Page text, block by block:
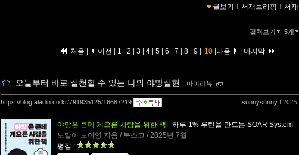
글보기 ｌ 서재브리핑 ｌ 서재
펼쳐보기 5개
처음 이전 1 2 3 4 5 6 7 8 9 10 다음 마지막
오늘부터 바로 실천할 수 있는 나의 야망실현 ｌ 마이리뷰
sunnysunny l
https://blog.aladin.co.kr/791935125/16687219
야망은 큰데 게으른 사람을 위한 책 - 하루 1% 루틴을 만드는 SOAR System
노말이 노아영 지음 / 북스고 / 2025년 7월
평점 :